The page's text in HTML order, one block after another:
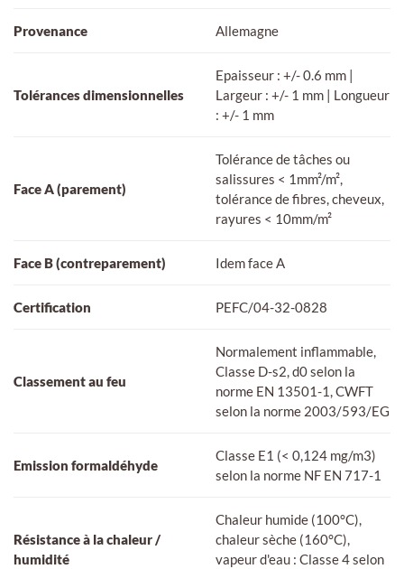
Provenance Allemagne
Tolérances dimensionnelles
Epaisseur : +/- 0.6 mm |
Largeur : +/- 1 mm | Longueur
: +/- 1 mm
Face A (parement)
Tolérance de tâches ou
salissures < 1mm²/m²,
tolérance de fibres, cheveux,
rayures < 10mm/m²
Face B (contreparement) Idem face A
Certification PEFC/04-32-0828
Classement au feu
Normalement inflammable,
Classe D-s2, d0 selon la
norme EN 13501-1, CWFT
selon la norme 2003/593/EG
Emission formaldéhyde
Classe E1 (< 0,124 mg/m3)
selon la norme NF EN 717-1
Résistance à la chaleur /
humidité
Chaleur humide (100°C),
chaleur sèche (160°C),
vapeur d'eau : Classe 4 selon